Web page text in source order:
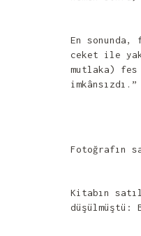
En
ceket ile
mutlaka) fes
imkânsızdı.”
Fotoğrafın
Kitabın
düşülmüştü: